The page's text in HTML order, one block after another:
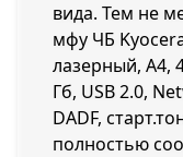
вида. Тем не
мфу ЧБ
лазерный, A4,
Гб, USB 2.0,
DADF,
полностью